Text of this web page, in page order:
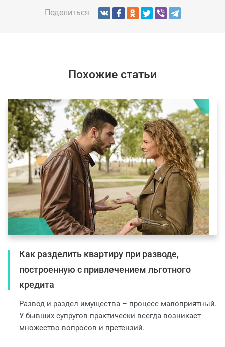
Поделиться
Похожие статьи
Как разделить квартиру при разводе,
построенную с привлечением льготного
кредита
Развод и раздел имущества – процесс малоприятный.
У бывших супругов практически всегда возникает
множество вопросов и претензий.